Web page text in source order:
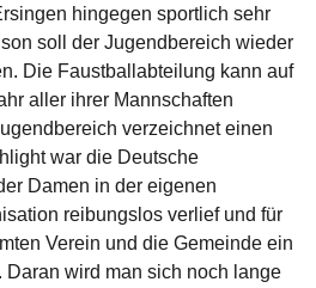
hingegen sportlich sehr
soll der Jugendbereich wieder
Die Faustballabteilung kann auf
aller ihrer Mannschaften
verzeichnet einen
war die Deutsche
Damen in der eigenen
reibungslos verlief und für
Verein und die Gemeinde ein
Daran wird man sich noch lange